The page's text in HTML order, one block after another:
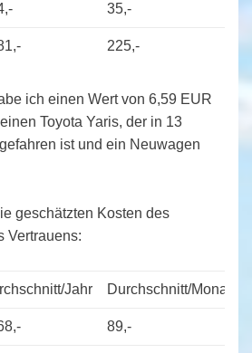
35,-
225,-
ich einen Wert von 6,59 EUR
Toyota Yaris, der in 13
ist und ein Neuwagen
geschätzten Kosten des
Vertrauens:
Jahr Durchschnitt/Monat
89,-